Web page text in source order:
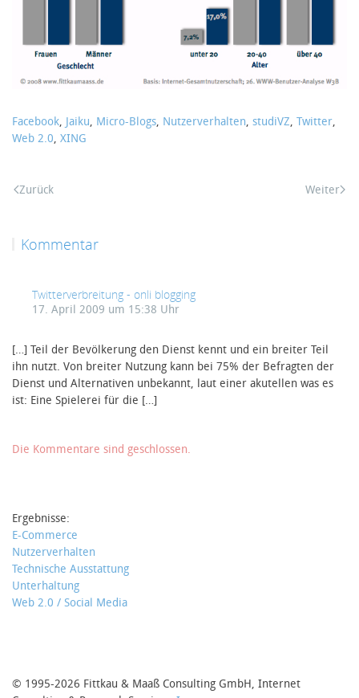
Facebook, Jaiku, Micro-Blogs, Nutzerverhalten, studiVZ, Twitter,
Web 2.0, XING
Zurück Weiter
Kommentar
Twitterverbreitung - onli blogging
17. April 2009 um 15:38 Uhr
[…] Teil der Bevölkerung den Dienst kennt und ein breiter Teil
ihn nutzt. Von breiter Nutzung kann bei 75% der Befragten der
Dienst und Alternativen unbekannt, laut einer akutellen was es
ist: Eine Spielerei für die […]
Die Kommentare sind geschlossen.
Ergebnisse:
E-Commerce
Nutzerverhalten
Technische Ausstattung
Unterhaltung
Web 2.0 / Social Media
© 1995-2026 Fittkau & Maaß Consulting GmbH, Internet